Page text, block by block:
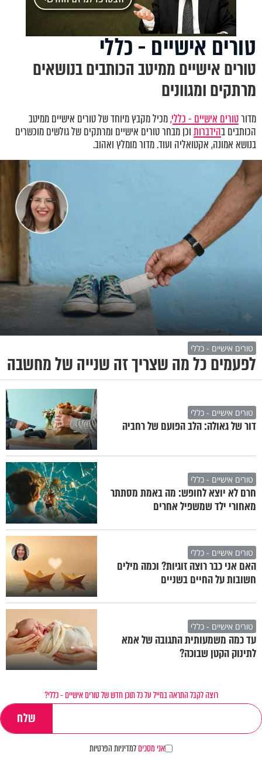
טורים אישיים - כללי
טורים אישיים ממיטב הכותבים בנושאים
מרתקים ומגוונים
מדורטורים אישיים - כללי,מכיל מקבץ מיוחד של טורים אישיים ממיטב
הכותבים בהידברותוכן מבחר טורים אישיים ומרתקים של גולשים מוכשרים
בנושא אמונה, אקטואליה ועוד. מדור מומלץ ואהוב.
טורים אישיים - כללי
לפעמים כל מה שצריך זה שנייה של מחשבה
טורים אישיים - כללי
דור של גאולה: הלב הפועם של רחביה
טורים אישיים - כללי
חרם לא יוצא לחופש: מה באמת מסתתר
מאחורי ילד שמשפיל אחרים
טורים אישיים - כללי
האם אני כבר רוצה זוגיות? וכמה מילים
חשובות על החיים בשניים
טורים אישיים - כללי
עד כמה משמעותית התגובה של אמא
לתינוק הקטן שבוכה?
רוצה לקבל התראה במייל על כל תוכן חדש של טורים אישיים - כללי?
אני מסכיםלמדיניות הפרטיות